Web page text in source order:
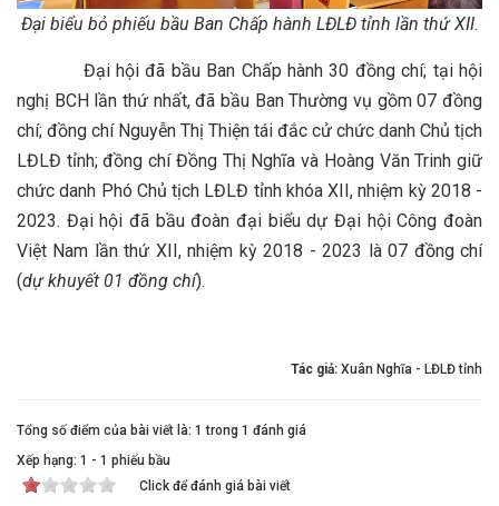
Đại biểu bỏ phiếu bầu Ban Chấp hành LĐLĐ tỉnh lần thứ XII.
Đại hội đã bầu Ban Chấp hành 30 đồng chí; tại hội
nghị BCH lần thứ nhất, đã bầu Ban Thường vụ gồm 07 đồng
chí; đồng chí Nguyễn Thị Thiện tái đắc cử chức danh Chủ tịch
LĐLĐ tỉnh; đồng chí Đồng Thị Nghĩa và Hoàng Văn Trinh giữ
chức danh Phó Chủ tịch LĐLĐ tỉnh khóa XII, nhiệm kỳ 2018 -
2023. Đại hội đã bầu đoàn đại biểu dự Đại hội Công đoàn
Việt Nam lần thứ XII, nhiệm kỳ 2018 - 2023 là 07 đồng chí
(dự khuyết 01 đồng chí).
Tác giả: Xuân Nghĩa - LĐLĐ tỉnh
Tổng số điểm của bài viết là: 1 trong 1 đánh giá
Xếp hạng: 1 - 1 phiếu bầu
Click để đánh giá bài viết